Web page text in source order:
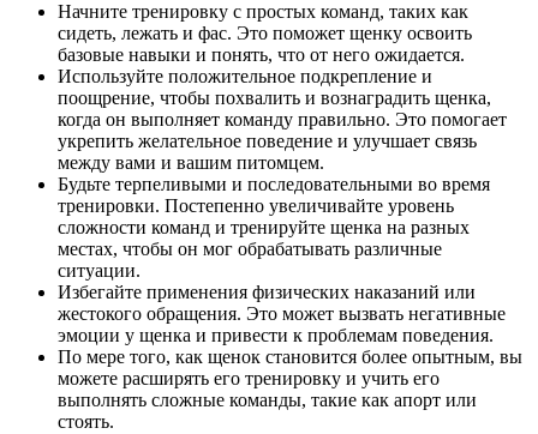
Начните тренировку с простых команд, таких как
сидеть, лежать и фас. Это поможет щенку освоить
базовые навыки и понять, что от него ожидается.
Используйте положительное подкрепление и
поощрение, чтобы похвалить и вознаградить щенка,
когда он выполняет команду правильно. Это помогает
укрепить желательное поведение и улучшает связь
между вами и вашим питомцем.
Будьте терпеливыми и последовательными во время
тренировки. Постепенно увеличивайте уровень
сложности команд и тренируйте щенка на разных
местах, чтобы он мог обрабатывать различные
ситуации.
Избегайте применения физических наказаний или
жестокого обращения. Это может вызвать негативные
эмоции у щенка и привести к проблемам поведения.
По мере того, как щенок становится более опытным, вы
можете расширять его тренировку и учить его
выполнять сложные команды, такие как апорт или
стоять.